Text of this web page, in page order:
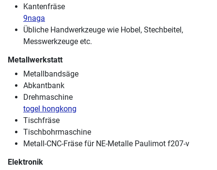
Kantenfräse
9naga
Übliche Handwerkzeuge wie Hobel, Stechbeitel,
Messwerkzeuge etc.
Metallwerkstatt
Metallbandsäge
Abkantbank
Drehmaschine
togel hongkong
Tischfräse
Tischbohrmaschine
Metall-CNC-Fräse für NE-Metalle Paulimot f207-v
Elektronik